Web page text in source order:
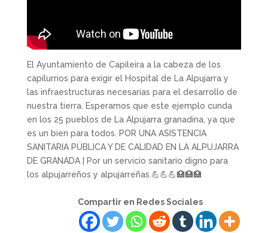
El Ayuntamiento de Capileira a la cabeza de los
capilurrios para exigir el Hospital de La Alpujarra y
las infraestructuras necesarias para el desarrollo de
nuestra tierra. Esperamos que este ejemplo cunda
en los 25 pueblos de La Alpujarra granadina, ya que
es un bien para todos. POR UNA ASISTENCIA
SANITARIA PÚBLICA Y DE CALIDAD EN LA ALPUJARRA
DE GRANADA | Por un servicio sanitario digno para
los alpujarreños y alpujarreñas.💪💪💪🏥🏥🏥
Compartir en Redes Sociales